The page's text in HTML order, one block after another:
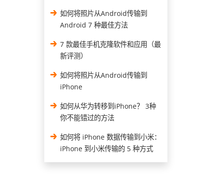
如何将照片从Android传输到
Android 7 种最佳方法
7 款最佳手机克隆软件和应用（最
新评测）
如何将照片从Android传输到
iPhone
如何从华为转移到iPhone？ 3种
你不能错过的方法
如何将 iPhone 数据传输到小米：
iPhone 到小米传输的 5 种方式